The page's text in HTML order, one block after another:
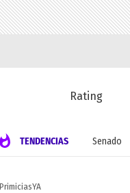
Rating
TENDENCIAS Senado
PrimiciasYA